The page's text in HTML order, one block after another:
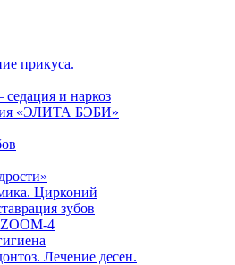
прикуса.
и наркоз
«ЭЛИТА БЭБИ»
Цирконий
зубов
4
Лечение десен.